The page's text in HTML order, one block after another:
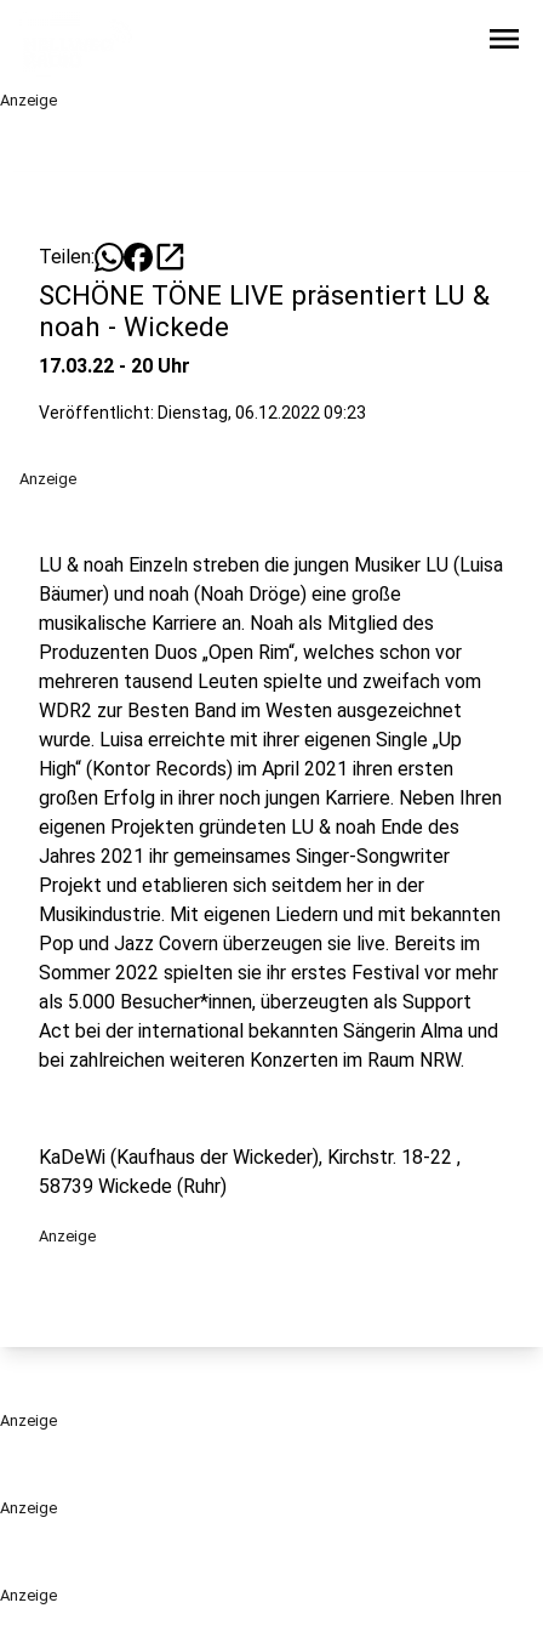
menu
Anzeige
Anzeige
Anzeige
Teilen: open_in_new
SCHÖNE TÖNE LIVE präsentiert LU &
noah - Wickede
17.03.22 - 20 Uhr
Veröffentlicht: Dienstag, 06.12.2022 09:23
Anzeige
LU & noah Einzeln streben die jungen Musiker LU (Luisa
Bäumer) und noah (Noah Dröge) eine große
musikalische Karriere an. Noah als Mitglied des
Produzenten Duos „Open Rim“, welches schon vor
mehreren tausend Leuten spielte und zweifach vom
WDR2 zur Besten Band im Westen ausgezeichnet
wurde. Luisa erreichte mit ihrer eigenen Single „Up
High“ (Kontor Records) im April 2021 ihren ersten
großen Erfolg in ihrer noch jungen Karriere. Neben Ihren
eigenen Projekten gründeten LU & noah Ende des
Jahres 2021 ihr gemeinsames Singer-Songwriter
Projekt und etablieren sich seitdem her in der
Musikindustrie. Mit eigenen Liedern und mit bekannten
Pop und Jazz Covern überzeugen sie live. Bereits im
Sommer 2022 spielten sie ihr erstes Festival vor mehr
als 5.000 Besucher*innen, überzeugten als Support
Act bei der international bekannten Sängerin Alma und
bei zahlreichen weiteren Konzerten im Raum NRW.
KaDeWi (Kaufhaus der Wickeder), Kirchstr. 18-22 ,
58739 Wickede (Ruhr)
Anzeige
Anzeige